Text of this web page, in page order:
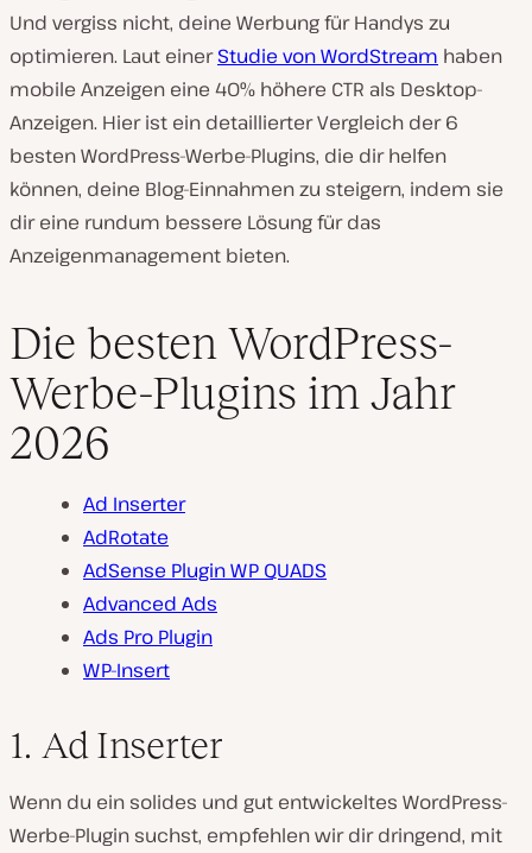
Und vergiss nicht, deine Werbung für Handys zu
optimieren. Laut einerStudie von WordStream haben
mobile Anzeigen eine 40% höhere CTR als Desktop-
Anzeigen. Hier ist ein detaillierter Vergleich der 6
besten WordPress-Werbe-Plugins, die dir helfen
können, deine Blog-Einnahmen zu steigern, indem sie
dir eine rundum bessere Lösung für das
Anzeigenmanagement bieten.
d
d
e
d
Die besten WordPress-
Werbe-Plugins im Jahr
2026
Ad Inserter
AdRotate
AdSense Plugin WP QUADS
Advanced Ads
Ads Pro Plugin
WP-Insert
1. Ad Inserter
Wenn du ein solides und gut entwickeltes WordPress-
Werbe-Plugin suchst, empfehlen wir dir dringend, mit